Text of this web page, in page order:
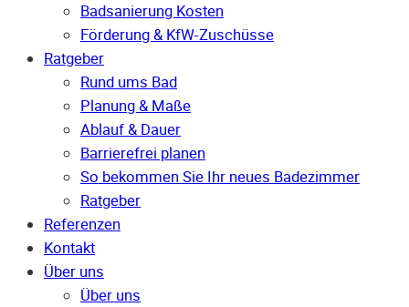
Badsanierung Kosten
Förderung & KfW-Zuschüsse
Ratgeber
Rund ums Bad
Planung & Maße
Ablauf & Dauer
Barrierefrei planen
So bekommen Sie Ihr neues Badezimmer
Ratgeber
Referenzen
Kontakt
Über uns
Über uns